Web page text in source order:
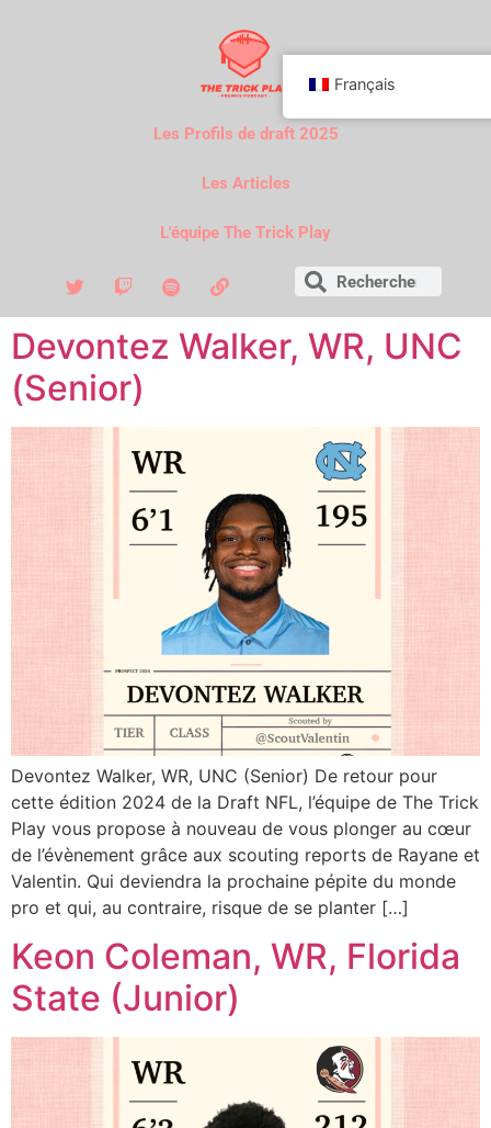
Les Profils de draft 2025
Les Articles
L'équipe The Trick Play
Devontez Walker, WR, UNC
(Senior)
Devontez Walker, WR, UNC (Senior) De retour pour
cette édition 2024 de la Draft NFL, l’équipe de The Trick
Play vous propose à nouveau de vous plonger au cœur
de l’évènement grâce aux scouting reports de Rayane et
Valentin. Qui deviendra la prochaine pépite du monde
pro et qui, au contraire, risque de se planter […]
Keon Coleman, WR, Florida
State (Junior)
Français